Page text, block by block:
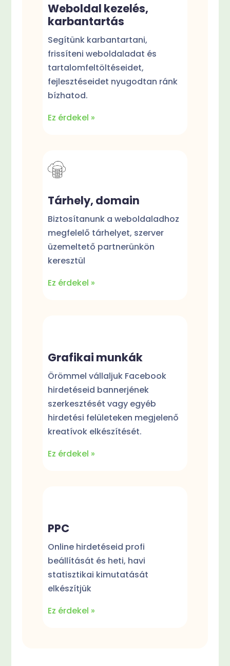
Weboldal kezelés,
karbantartás
Segítünk karbantartani,
frissíteni weboldaladat és
tartalomfeltöltéseidet,
fejlesztéseidet nyugodtan ránk
bízhatod.
Ez érdekel »
Tárhely, domain
Biztosítanunk a weboldaladhoz
megfelelő tárhelyet, szerver
üzemeltető partnerünkön
keresztül
Ez érdekel »
Grafikai munkák
Örömmel vállaljuk Facebook
hirdetéseid bannerjének
szerkesztését vagy egyéb
hirdetési felületeken megjelenő
kreatívok elkészítését.
Ez érdekel »
PPC
Online hirdetéseid profi
beállítását és heti, havi
statisztikai kimutatását
elkészítjük
Ez érdekel »